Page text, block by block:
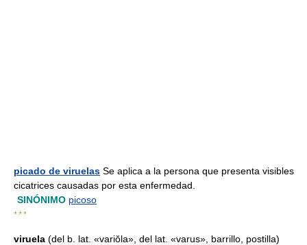
picado de viruelas Se aplica a la persona que presenta visibles
cicatrices causadas por esta enfermedad.
SINÓNIMO picoso
* * *
viruela (del b. lat. «variŏla», del lat. «varus», barrillo, postilla)